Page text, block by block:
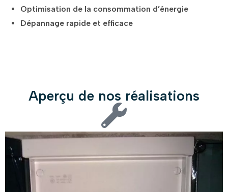
Optimisation de la consommation d’énergie
Dépannage rapide et efficace
Aperçu de nos réalisations